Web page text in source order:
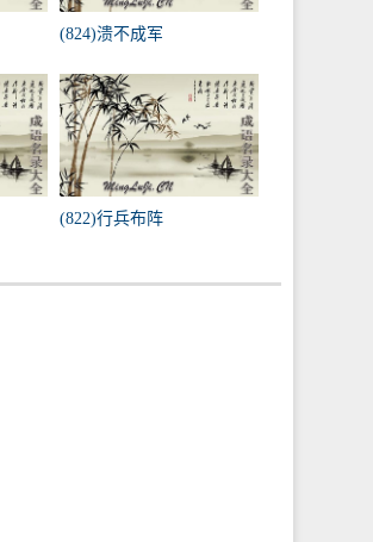
(824)溃不成军
(822)行兵布阵